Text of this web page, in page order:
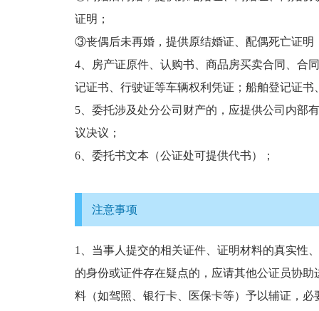
证明；
③丧偶后未再婚，提供原结婚证、配偶死亡证明
4、房产证原件、认购书、商品房买卖合同、合
记证书、行驶证等车辆权利凭证；船舶登记证
5、委托涉及处分公司财产的，应提供公司内部
议决议；
6、委托书文本（公证处可提供代书）；
注意事项
1、当事人提交的相关证件、证明材料的真实性
的身份或证件存在疑点的，应请其他公证员协
料（如驾照、银行卡、医保卡等）予以辅证，